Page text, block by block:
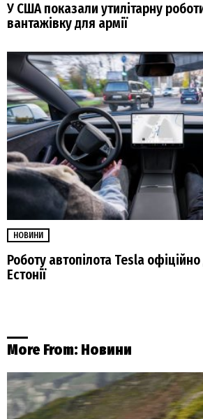
У США показали утилітарну
вантажівку для армії
НОВИНИ
Роботу автопілота Tesla
Естонії
More From: Новини